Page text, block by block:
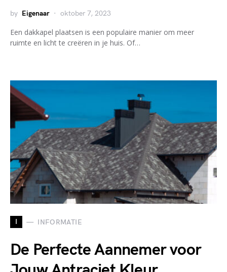
by Eigenaar oktober 7, 2023
Een dakkapel plaatsen is een populaire manier om meer
ruimte en licht te creëren in je huis. Of…
I INFORMATIE
De Perfecte Aannemer voor